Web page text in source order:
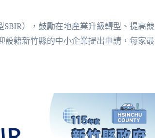
），鼓勵在地產業升級轉型、提高競
設籍新竹縣的中小企業提出申請，每家最